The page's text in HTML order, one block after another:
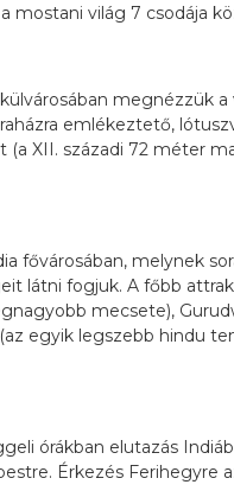
mostani világ 7 csodája
megnézzük
emlékeztető,
XII. századi 72 méter
fővárosában, melynek
látni fogjuk. A főbb
mecsete),
egyik legszebb hindu
órákban elutazás
Érkezés Ferihegyre